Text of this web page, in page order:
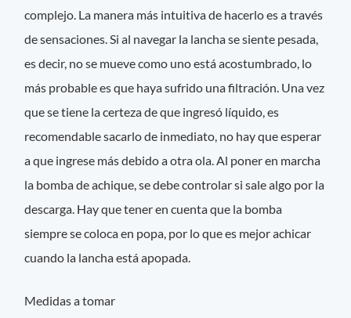
complejo. La manera más intuitiva de hacerlo es a través
de sensaciones. Si al navegar la lancha se siente pesada,
es decir, no se mueve como uno está acostumbrado, lo
más probable es que haya sufrido una filtración. Una vez
que se tiene la certeza de que ingresó líquido, es
recomendable sacarlo de inmediato, no hay que esperar
a que ingrese más debido a otra ola. Al poner en marcha
la bomba de achique, se debe controlar si sale algo por la
descarga. Hay que tener en cuenta que la bomba
siempre se coloca en popa, por lo que es mejor achicar
cuando la lancha está apopada.
Medidas a tomar